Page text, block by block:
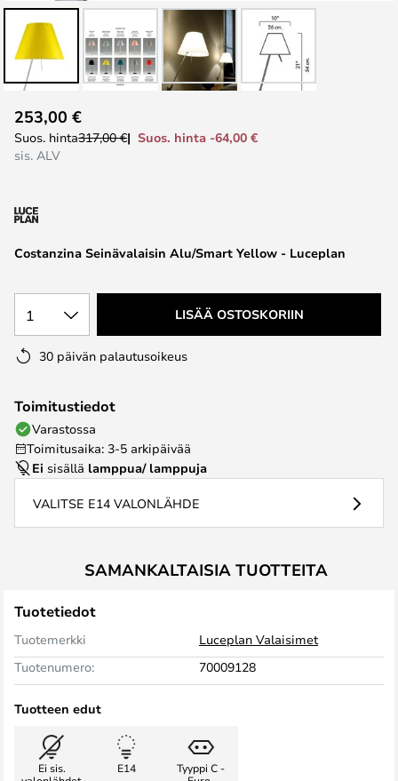
to
the
the
gallery
Costanzina Seinävalaisin Alu/Smart Yellow - Luceplan
253,00 €
Suos. hinta317,00 €
Suos. hinta -64,00 €
sis. ALV
1 LISÄÄ OSTOSKORIIN
30 päivän palautusoikeus
Toimitustiedot
Varastossa
Toimitusaika: 3-5 arkipäivää
Ei sisällä lamppua/ lamppuja
VALITSE E14 VALONLÄHDE
SAMANKALTAISIA TUOTTEITA
Tuotetiedot
Tuotemerkki
Luceplan Valaisimet
Tuotenumero:
70009128
Tuotteen edut
Ei sis.
E14
Tyyppi C -